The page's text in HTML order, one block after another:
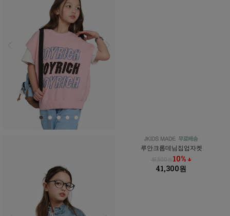
루안크롭데님집업자켓
45,800원 10% ↓
41,300원